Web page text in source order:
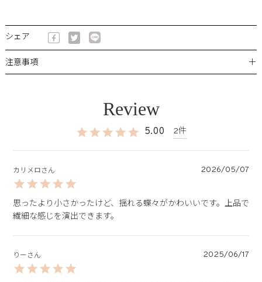
シェア
注意事項 ＋
5.00 2
カリメロ 2026/05/07
思ったより小さかったけど、揺れる蝶々がかわいいです。上品で
繊細な感じを演出できます。
りー 2025/06/17